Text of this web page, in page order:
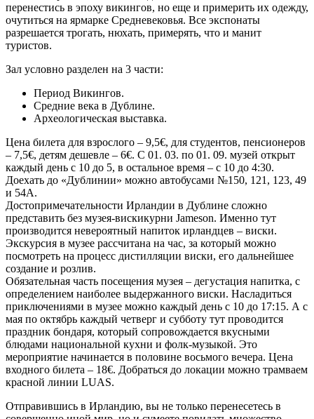
перенестись в эпоху викингов, но еще и примерить их одежду,
очутиться на ярмарке Средневековья. Все экспонаты
разрешается трогать, нюхать, примерять, что и манит
туристов.
Зал условно разделен на 3 части:
Период Викингов.
Средние века в Дублине.
Археологическая выставка.
Цена билета для взрослого – 9,5€, для студентов, пенсионеров
– 7,5€, детям дешевле – 6€. С 01. 03. по 01. 09. музей открыт
каждый день с 10 до 5, в остальное время – с 10 до 4:30.
Доехать до «Дублинии» можно автобусами №150, 121, 123, 49
и 54А.
Достопримечательности Ирландии в Дублине сложно
представить без музея-вискикурни Jameson. Именно тут
производится невероятный напиток ирландцев – виски.
Экскурсия в музее рассчитана на час, за который можно
посмотреть на процесс дистилляции виски, его дальнейшее
создание и розлив.
Обязательная часть посещения музея – дегустация напитка, с
определением наиболее выдержанного виски. Насладиться
приключениями в музее можно каждый день с 10 до 17:15. А с
мая по октябрь каждый четверг и субботу тут проводится
праздник бондаря, который сопровождается вкусными
блюдами национальной кухни и фолк-музыкой. Это
мероприятие начинается в половине восьмого вечера. Цена
входного билета – 18€. Добраться до локации можно трамваем
красной линии LUAS.
Отправившись в Ирландию, вы не только перенесетесь в